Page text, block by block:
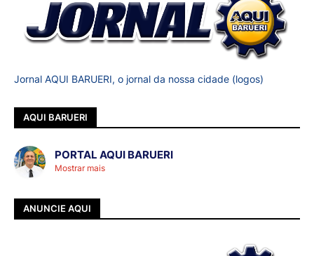
Jornal AQUI BARUERI, o jornal da nossa cidade (logos)
AQUI BARUERI
PORTAL AQUI BARUERI
Mostrar mais
ANUNCIE AQUI